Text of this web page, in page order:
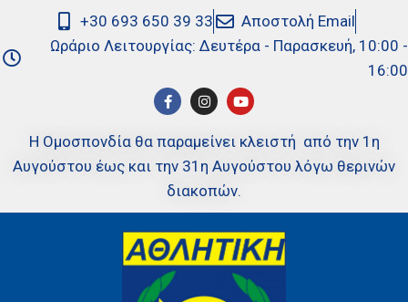
+30 693 650 39 33
Αποστολή Email
Ωράριο Λειτουργίας: Δευτέρα - Παρασκευή, 10:00 -
16:00
Η Ομοσπονδία θα παραμείνει κλειστή από την 1η
Αυγούστου έως και την 31η Αυγούστου λόγω θερινών
διακοπών.